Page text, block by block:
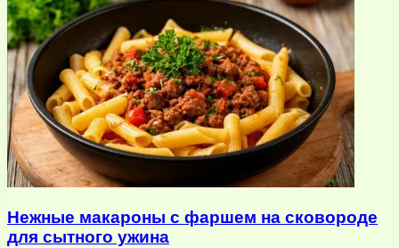
Нежные макароны с фаршем на сковороде
для сытного ужина